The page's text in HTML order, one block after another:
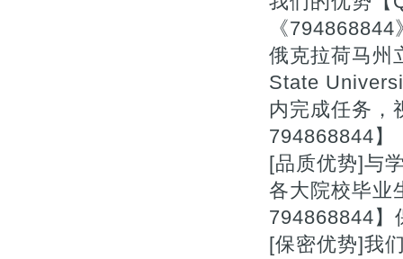
《
俄克拉荷马州
State
内完成任务，
794868844】
[品质优势]与
各大院校毕业
794868844】
[保密优势]我